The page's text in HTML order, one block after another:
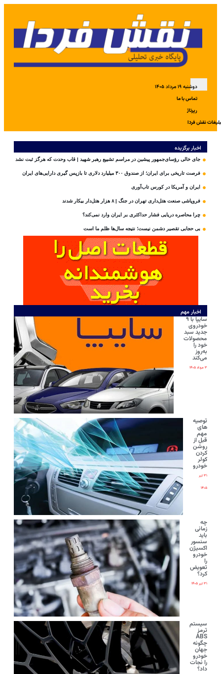
دوشنبه ۱۹ مرداد ۱۴۰۵
تماس با ما
رپرتاژ
نقش فردا
اخبار برگزیده
جای خالی رؤسای‌جمهور پیشین در مراسم تشییع رهبر شهید | قاب وحدت که هرگز ثبت نشد
فرصت تاریخی برای ایران؛ از صندوق ۳۰۰ میلیارد دلاری تا بازپس گیری دارایی‌های ایران
ایران و آمریکا در کورس تاب‌آوری
فروپاشی صنعت هتل‌داری تهران در جنگ | ۸ هزار هتل‌دار بیکار شدند
چرا محاصره دریایی فشار حداکثری بر ایران وارد نمی‌کند؟
بی‌ حجابی تقصیر دشمن نیست؛ نتیجه سال‌ها ظلم ما است
اخبار مهم
سایپا با ۹
خودروی
جدید سبد
محصولات
خود را
به‌روز
می‌کند
۳ مرداد ۱۴۰۵
توصیه
های
مهم
قبل از
روشن
کردن
کولر
خودرو
۳۱ تیر
۱۴۰۵
چه
زمانی
باید
سنسور
اکسیژن
خودرو
را
تعویض
کرد؟
۳۱ تیر ۱۴۰۵
سیستم
ترمز
ABS
چگونه
جهان
خودرو
را نجات
داد؟